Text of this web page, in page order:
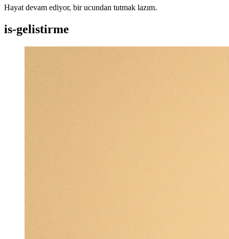
Hayat devam ediyor, bir ucundan tutmak lazım.
is-gelistirme